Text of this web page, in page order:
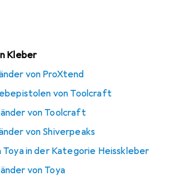
Kleber
von ProXtend
von Toolcraft
von Toolcraft
von Shiverpeaks
in der Kategorie Heisskleber
von Toya